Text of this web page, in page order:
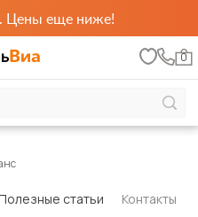
Цены еще ниже!
0
статьи Контакты